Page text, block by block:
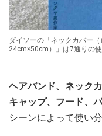
ダイソーの「ネックカバー（
24cm×50cm）」は7通りの
ヘアバンド、ネック
キャップ、フード、
シーンによって使い